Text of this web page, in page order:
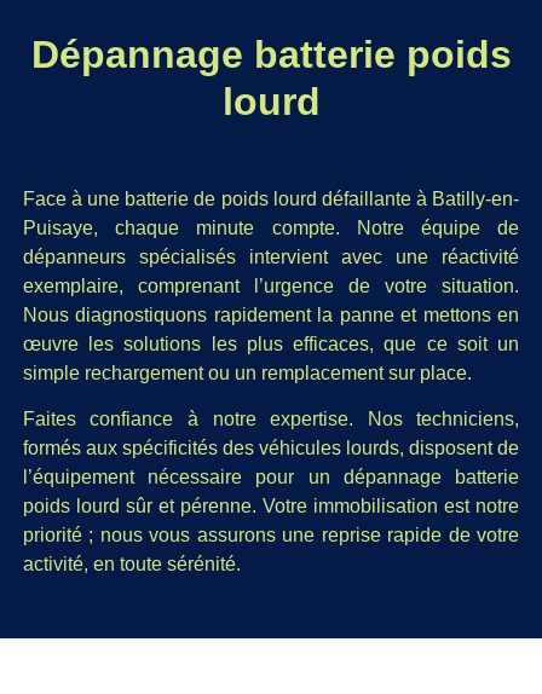
Dépannage batterie poids
lourd
Face à une batterie de poids lourd défaillante à Batilly-en-
Puisaye, chaque minute compte. Notre équipe de
dépanneurs spécialisés intervient avec une réactivité
exemplaire, comprenant l’urgence de votre situation.
Nous diagnostiquons rapidement la panne et mettons en
œuvre les solutions les plus efficaces, que ce soit un
simple rechargement ou un remplacement sur place.
Faites confiance à notre expertise. Nos techniciens,
formés aux spécificités des véhicules lourds, disposent de
l’équipement nécessaire pour un dépannage batterie
poids lourd sûr et pérenne. Votre immobilisation est notre
priorité ; nous vous assurons une reprise rapide de votre
activité, en toute sérénité.